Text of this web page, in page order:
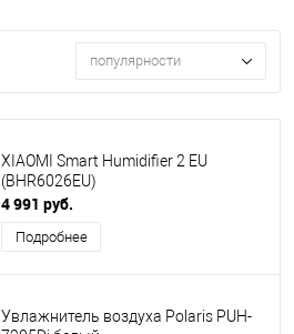
популярности
XIAOMI Smart Humidifier 2 EU
(BHR6026EU)
4 991 руб.
Подробнее
Увлажнитель воздуха Polaris PUH-